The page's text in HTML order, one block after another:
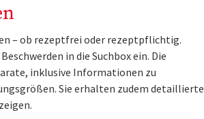
– ob rezeptfrei oder rezeptpflichtig.
in die Suchbox ein. Die
inklusive Informationen zu
Sie erhalten zudem detaillierte